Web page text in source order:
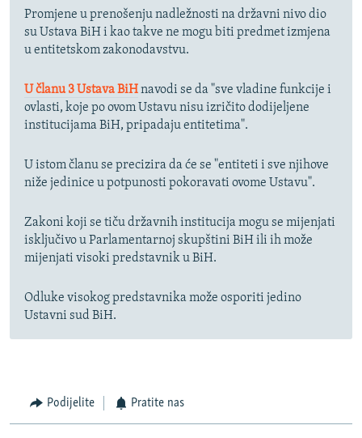
Promjene u prenošenju nadležnosti na državni nivo dio
su Ustava BiH i kao takve ne mogu biti predmet izmjena
u entitetskom zakonodavstvu.
U članu 3 Ustava BiHnavodi se da "sve vladine funkcije i
ovlasti, koje po ovom Ustavu nisu izričito dodijeljene
institucijama BiH, pripadaju entitetima".
U istom članu se precizira da će se "entiteti i sve njihove
niže jedinice u potpunosti pokoravati ovome Ustavu".
Zakoni koji se tiču državnih institucija mogu se mijenjati
isključivo u Parlamentarnoj skupštini BiH ili ih može
mijenjati visoki predstavnik u BiH.
Odluke visokog predstavnika može osporiti jedino
Ustavni sud BiH.
Podijelite Pratite nas